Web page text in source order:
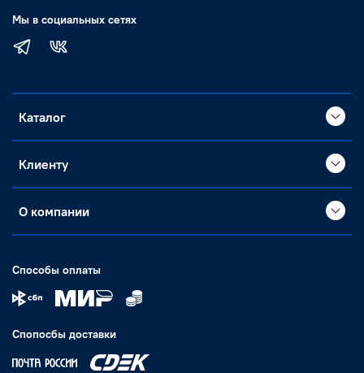
Мы в социальных сетях
Каталог
Клиенту
О компании
Способы оплаты
Спопосбы доставки